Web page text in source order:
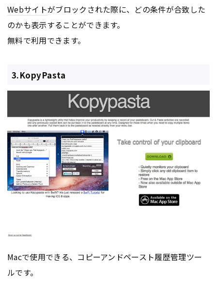
Webサイトがブロックされた際に、どの条件が合致した
のかも表示することができます。
無料で利用できます。
3.KopyPasta
Macで使用できる、コピーアンドペースト履歴管理ツー
ルです。